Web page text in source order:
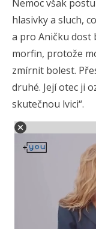
Nemoc však
hlasivky a sluch,
a pro Aničku dost
morfin, protože
zmírnit bolest.
druhé. Její otec ji
skutečnou lvici“.